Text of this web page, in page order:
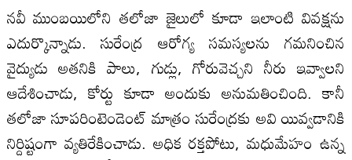
నవీ ముంబయిలోని తలోజా జైలులో కూడా ఇలాంటి వివక్షను
ఎదుర్కొన్నాడు. సురేంద్ర ఆరోగ్య సమస్యలను గమనించిన
వైద్యుడు అతనికి పాలు, గుడ్లు, గోరువెచ్చని నీరు ఇవ్వాలని
ఆదేశించాడు, కోర్టు కూడా అందుకు అనుమతించింది. కానీ
తలోజా సూపరింటెండెంట్ మాత్రం సురేంద్రకు అవి యివ్వడానికి
నిర్దిష్టంగా వ్యతిరేకించాడు. అధిక రక్తపోటు, మధుమేహం ఉన్న